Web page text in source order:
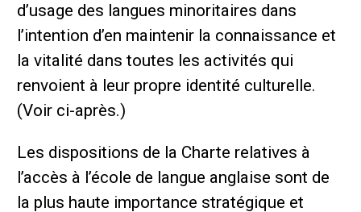
d’usage des langues minoritaires dans
l’intention d’en maintenir la connaissance et
la vitalité dans toutes les activités qui
renvoient à leur propre identité culturelle.
(Voir ci-après.)
Les dispositions de la Charte relatives à
l’accès à l’école de langue anglaise sont de
la plus haute importance stratégique et